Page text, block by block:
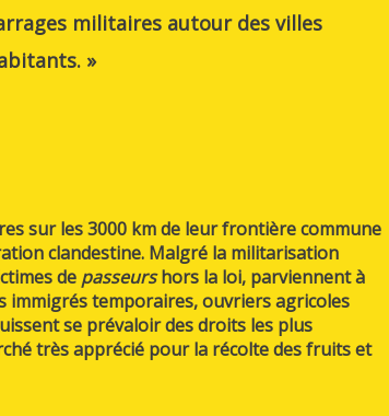
militaires autour des villes
»
sur les 3000 km de leur frontière commune
clandestine. Malgré la militarisation
de passeurshors la loi, parviennent à
immigrés temporaires, ouvriers agricoles
se prévaloir des droits les plus
très apprécié pour la récolte des fruits et